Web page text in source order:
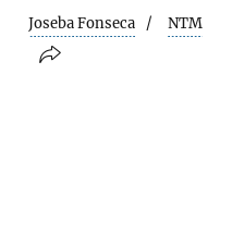
Joseba Fonseca NTM